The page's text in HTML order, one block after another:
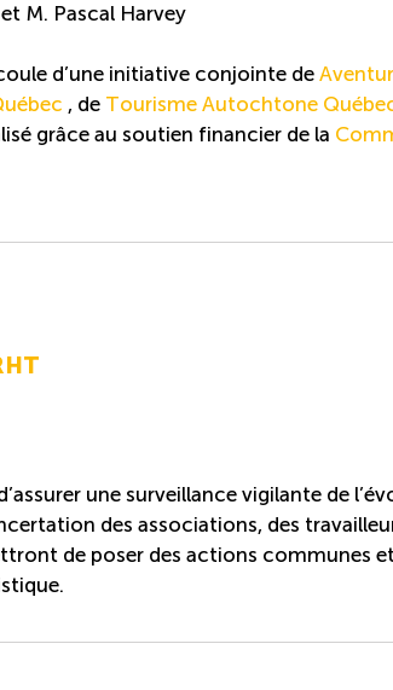
M. Pascal Harvey
d’une initiative conjointe de
, de Tourisme Autochtone
grâce au soutien financier de la
une surveillance vigilante de
des associations, des
de poser des actions communes